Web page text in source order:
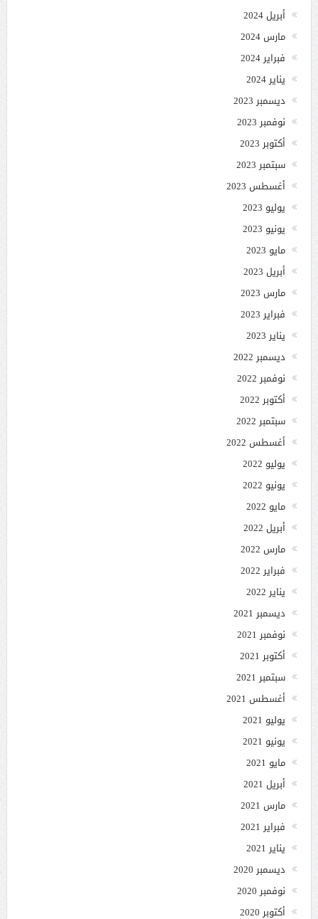
أبريل 2024
مارس 2024
فبراير 2024
يناير 2024
ديسمبر 2023
نوفمبر 2023
أكتوبر 2023
سبتمبر 2023
أغسطس 2023
يوليو 2023
يونيو 2023
مايو 2023
أبريل 2023
مارس 2023
فبراير 2023
يناير 2023
ديسمبر 2022
نوفمبر 2022
أكتوبر 2022
سبتمبر 2022
أغسطس 2022
يوليو 2022
يونيو 2022
مايو 2022
أبريل 2022
مارس 2022
فبراير 2022
يناير 2022
ديسمبر 2021
نوفمبر 2021
أكتوبر 2021
سبتمبر 2021
أغسطس 2021
يوليو 2021
يونيو 2021
مايو 2021
أبريل 2021
مارس 2021
فبراير 2021
يناير 2021
ديسمبر 2020
نوفمبر 2020
أكتوبر 2020